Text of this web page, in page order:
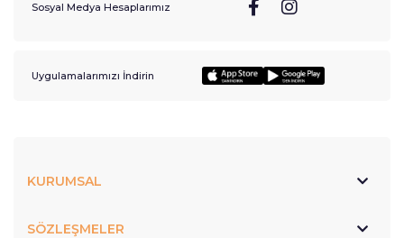
Sosyal Medya Hesaplarımız
Uygulamalarımızı İndirin
KURUMSAL
SÖZLEŞMELER